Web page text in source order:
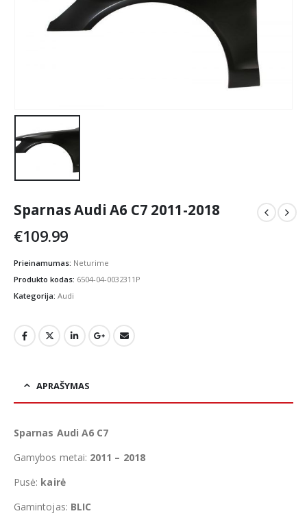
Sparnas Audi A6 C7 2011-2018
€109.99
Prieinamumas: Neturime
Produkto kodas: 6504-04-0032311P
Kategorija: Audi
APRAŠYMAS
Sparnas Audi A6 C7
Gamybos metai: 2011 – 2018
Pusė: kairė
Gamintojas: BLIC